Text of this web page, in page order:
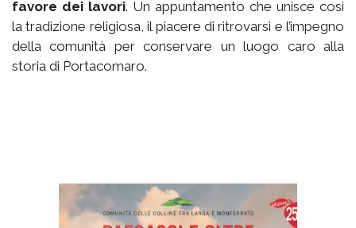
favore dei lavori. Un appuntamento che unisce così
la tradizione religiosa, il piacere di ritrovarsi e l’impegno
della comunità per conservare un luogo caro alla
storia di Portacomaro.